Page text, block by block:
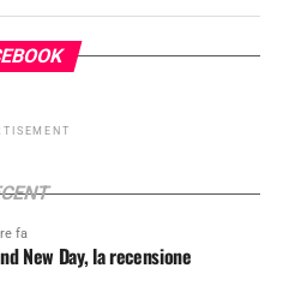
fa
New Day, la recensione